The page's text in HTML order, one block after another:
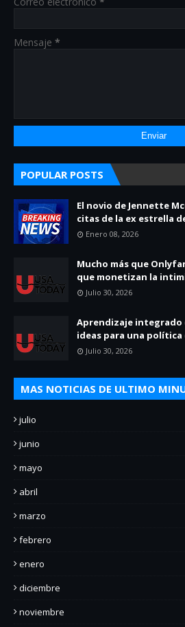
Mensaje *
POPULAR POSTS
El novio de Jennette
citas de la ex estrella de
Enero 08, 2026
Mucho más que
que monetizan la
Julio 30, 2026
Aprendizaje
ideas para una
Julio 30, 2026
MAS NOTICIAS DE ULTIMO
julio
junio
mayo
abril
marzo
febrero
enero
diciembre
noviembre